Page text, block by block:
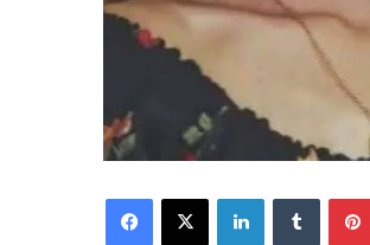
Facebook X Linkedin